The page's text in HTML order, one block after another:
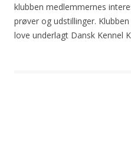
klubben medlemmernes
prøver og udstillinger.
love underlagt Dansk Kennel